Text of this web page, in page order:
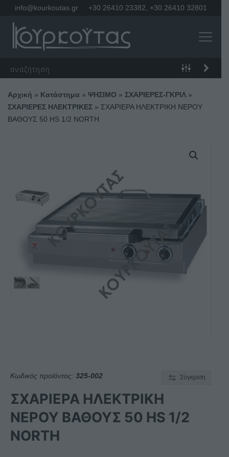
info@kourkoutas.gr +30 26410 23382 +30 26410 32801
Αρχική » Κατάστημα » ΨΗΣΙΜΟ » ΣΧΑΡΙΕΡΕΣ-ΓΚΡΙΛ »
ΣΧΑΡΙΕΡΕΣ ΗΛΕΚΤΡΙΚΕΣ » ΣΧΑΡΙΕΡΑ ΗΛΕΚΤΡΙΚΗ ΝΕΡΟΥ
ΒΑΘΟΥΣ 50 ΗS 1/2 NORTH
Κωδικός προϊόντος: 325-002 Σύγκριση
ΣΧΑΡΙΕΡΑ ΗΛΕΚΤΡΙΚΗ
ΝΕΡΟΥ ΒΑΘΟΥΣ 50 ΗS 1/2
NORTH